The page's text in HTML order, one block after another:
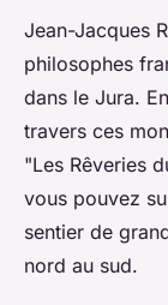
Jean-Jacques
philosophes
dans le Jura.
travers ces
"Les Rêveries
vous pouvez
sentier de
nord au sud.